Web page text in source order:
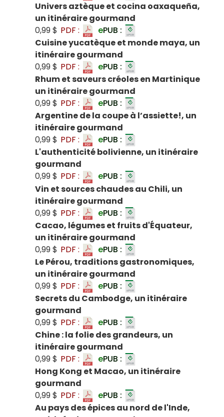
Univers aztèque et cocina oaxaqueña,
un itinéraire gourmand
0,99 $ PDF : ePUB :
Cuisine yucatèque et monde maya, un
itinéraire gourmand
0,99 $ PDF : ePUB :
Rhum et saveurs créoles en Martinique
un itinéraire gourmand
0,99 $ PDF : ePUB :
Argentine de la coupe à l’assiette!, un
itinéraire gourmand
0,99 $ PDF : ePUB :
L'authenticité bolivienne, un itinéraire
gourmand
0,99 $ PDF : ePUB :
Vin et sources chaudes au Chili, un
itinéraire gourmand
0,99 $ PDF : ePUB :
Cacao, légumes et fruits d'Équateur,
un itinéraire gourmand
0,99 $ PDF : ePUB :
Le Pérou, traditions gastronomiques,
un itinéraire gourmand
0,99 $ PDF : ePUB :
Secrets du Cambodge, un itinéraire
gourmand
0,99 $ PDF : ePUB :
Chine : la folie des grandeurs, un
itinéraire gourmand
0,99 $ PDF : ePUB :
Hong Kong et Macao, un itinéraire
gourmand
0,99 $ PDF : ePUB :
Au pays des épices au nord de l'Inde,